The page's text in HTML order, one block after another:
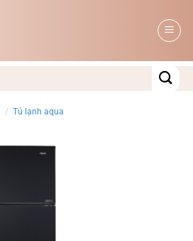
/ Tủ lạnh aqua